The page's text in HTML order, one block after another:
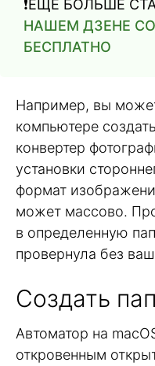
❗️ЕЩЕ БОЛЬШЕ
НАШЕМ ДЗЕНЕ
БЕСПЛАТНО
Например, вы
компьютере
конвертер
установки
формат
может массово.
в определенную
провернула без
Создать
Автоматор на
откровенным